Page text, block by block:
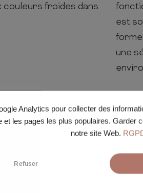
Analytics pour collecter des
et les pages les plus populaires. Garder
notre site Web.
Refuser
froides dans
est
une